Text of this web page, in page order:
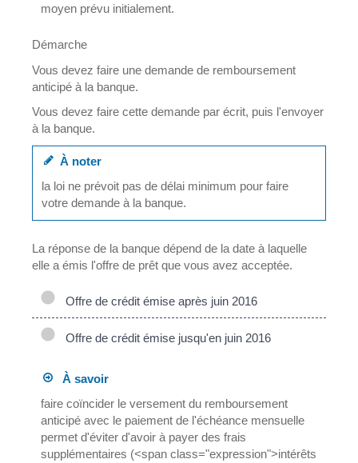
moyen prévu initialement.
Démarche
Vous devez faire une demande de remboursement
anticipé à la banque.
Vous devez faire cette demande par écrit, puis l'envoyer
à la banque.
À noter
la loi ne prévoit pas de délai minimum pour faire
votre demande à la banque.
La réponse de la banque dépend de la date à laquelle
elle a émis l'offre de prêt que vous avez acceptée.
Offre de crédit émise après juin 2016
Offre de crédit émise jusqu'en juin 2016
À savoir
faire coïncider le versement du remboursement
anticipé avec le paiement de l'échéance mensuelle
permet d'éviter d'avoir à payer des frais
supplémentaires (<span class="expression">intérêts